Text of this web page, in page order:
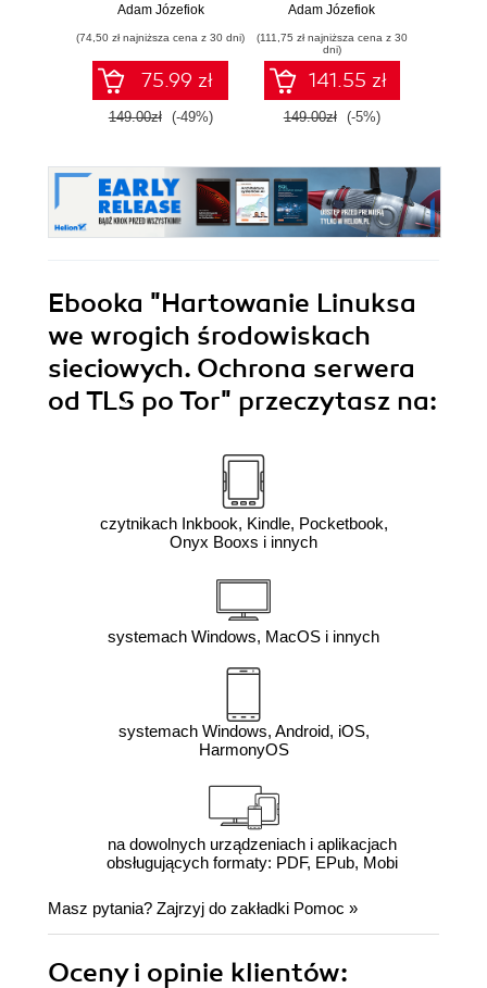
Adam Józefiok
(74,50 zł najniższa cena z 30 dni)
75.99 zł
149.00zł (-49%)
Adam Józefiok
(111,75 zł najniższa cena z 30
dni)
141.55 zł
149.00zł (-5%)
Ebooka "Hartowanie Linuksa
we wrogich środowiskach
sieciowych. Ochrona serwera
od TLS po Tor" przeczytasz na:
czytnikach Inkbook, Kindle, Pocketbook,
Onyx Booxs i innych
systemach Windows, MacOS i innych
systemach Windows, Android, iOS,
HarmonyOS
na dowolnych urządzeniach i aplikacjach
obsługujących formaty: PDF, EPub, Mobi
Masz pytania? Zajrzyj do zakładki Pomoc »
Oceny i opinie klientów: